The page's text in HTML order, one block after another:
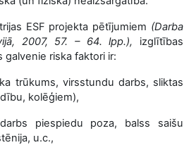
ESF projekta pētījumiem (Darba
2007, 57. – 64. lpp.), izglītības
galvenie riska faktori ir:
trūkums, virsstundu darbs, sliktas
kolēģiem),
piespiedu poza, balss saišu
u.c.,